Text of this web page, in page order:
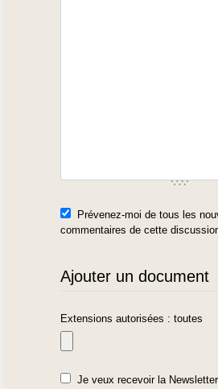
Prévenez-moi de tous les
commentaires de cette
Ajouter un document
Extensions autorisées : toutes
Je veux recevoir la Newsletter